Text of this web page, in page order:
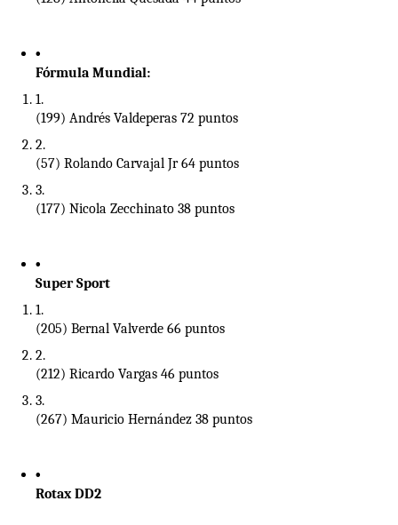
Fórmula Mundial:
(199) Andrés Valdeperas 72 puntos
(57) Rolando Carvajal Jr 64 puntos
(177) Nicola Zecchinato 38 puntos
Super Sport
(205) Bernal Valverde 66 puntos
(212) Ricardo Vargas 46 puntos
(267) Mauricio Hernández 38 puntos
Rotax DD2